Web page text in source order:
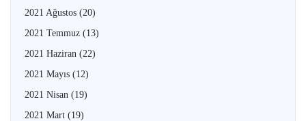
2021 Ağustos (20)
2021 Temmuz (13)
2021 Haziran (22)
2021 Mayıs (12)
2021 Nisan (19)
2021 Mart (19)